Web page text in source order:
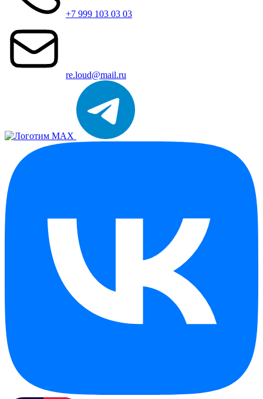
+7 999 103 03 03
re.loud@mail.ru